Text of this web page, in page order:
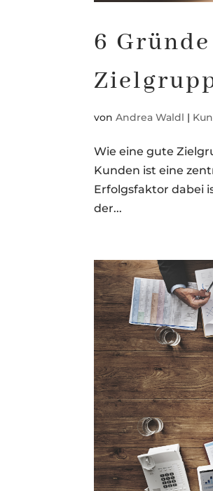
6
vonAndrea Waldl |
Wie eine gute
Kunden ist eine
Erfolgsfaktor dabei
der...